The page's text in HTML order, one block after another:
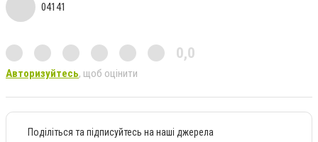
04141
0,0
Авторизуйтесь, щоб оцінити
Поділіться та підписуйтесь на наші джерела